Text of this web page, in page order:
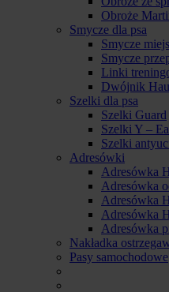
Obroże
Smycze dla psa
Smycze
Smycze
Linki
Dwójnik
Szelki dla psa
Szelki Guard
Szelki Y –
Szelki
Adresówki
Adresówka
Adresówka
Adresówka
Adresówka
Adresówka
Nakładka
Pasy samochodowe